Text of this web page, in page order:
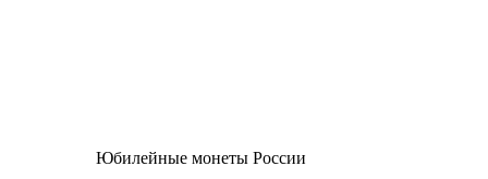
Юбилейные монеты России